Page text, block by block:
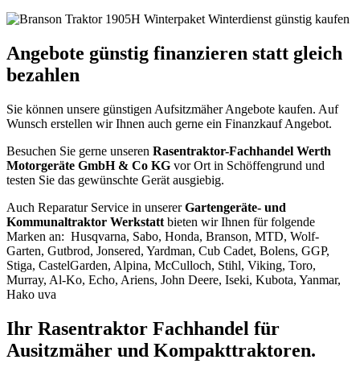
Angebote günstig finanzieren statt gleich
bezahlen
Sie können unsere günstigen Aufsitzmäher Angebote kaufen. Auf
Wunsch erstellen wir Ihnen auch gerne ein Finanzkauf Angebot.
Besuchen Sie gerne unseren Rasentraktor-Fachhandel Werth
Motorgeräte GmbH & Co KG vor Ort in Schöffengrund und
testen Sie das gewünschte Gerät ausgiebig.
Auch Reparatur Service in unsererGartengeräte- und
Kommunaltraktor Werkstatt bieten wir Ihnen für folgende
Marken an: Husqvarna, Sabo, Honda, Branson, MTD, Wolf-
Garten, Gutbrod, Jonsered, Yardman, Cub Cadet, Bolens, GGP,
Stiga, CastelGarden, Alpina, McCulloch, Stihl, Viking, Toro,
Murray, Al-Ko, Echo, Ariens, John Deere, Iseki, Kubota, Yanmar,
Hako uva
Ihr Rasentraktor Fachhandel für
Ausitzmäher und Kompakttraktoren.